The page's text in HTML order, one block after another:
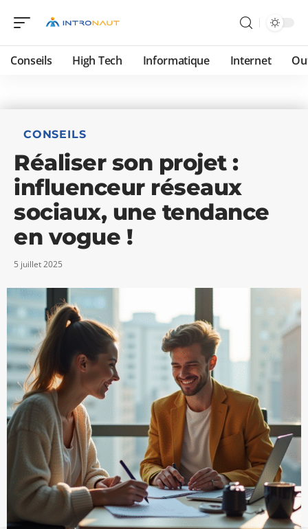
Conseils High Tech Informatique Internet
CONSEILS
Réaliser son projet :
influenceur réseaux
sociaux, une tendance
en vogue !
5 juillet 2025